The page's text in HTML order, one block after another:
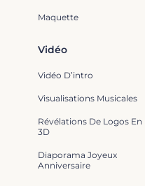
Maquette
Vidéo
Vidéo D’intro
Visualisations Musicales
Révélations De Logos En
3D
Diaporama Joyeux
Anniversaire